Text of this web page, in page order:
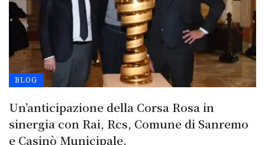
BLOG
Un’anticipazione della Corsa Rosa in
sinergia con Rai, Rcs, Comune di Sanremo
e Casinò Municipale.